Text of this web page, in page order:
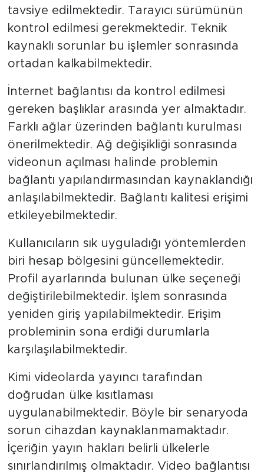
tavsiye edilmektedir. Tarayıcı sürümünün
kontrol edilmesi gerekmektedir. Teknik
kaynaklı sorunlar bu işlemler sonrasında
ortadan kalkabilmektedir.
İnternet bağlantısı da kontrol edilmesi
gereken başlıklar arasında yer almaktadır.
Farklı ağlar üzerinden bağlantı kurulması
önerilmektedir. Ağ değişikliği sonrasında
videonun açılması halinde problemin
bağlantı yapılandırmasından kaynaklandığı
anlaşılabilmektedir. Bağlantı kalitesi erişimi
etkileyebilmektedir.
Kullanıcıların sık uyguladığı yöntemlerden
biri hesap bölgesini güncellemektedir.
Profil ayarlarında bulunan ülke seçeneği
değiştirilebilmektedir. İşlem sonrasında
yeniden giriş yapılabilmektedir. Erişim
probleminin sona erdiği durumlarla
karşılaşılabilmektedir.
Kimi videolarda yayıncı tarafından
doğrudan ülke kısıtlaması
uygulanabilmektedir. Böyle bir senaryoda
sorun cihazdan kaynaklanmamaktadır.
İçeriğin yayın hakları belirli ülkelerle
sınırlandırılmış olmaktadır. Video bağlantısı